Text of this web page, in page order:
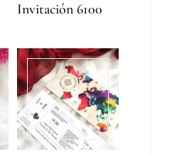
Invitación 6100